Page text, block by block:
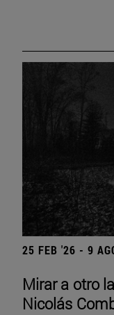
25 FEB '26 - 9
Mirar a otro
Nicolás